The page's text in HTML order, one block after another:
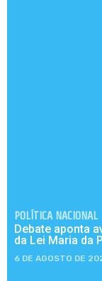
POLÍTICA NACIONAL
Debate aponta
da Lei Maria da
6 DE AGOSTO DE